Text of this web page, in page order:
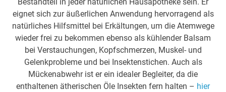
eignet sich zur äußerlichen Anwendung hervorragend als
natürliches Hilfsmittel bei Erkältungen, um die Atemwege
wieder frei zu bekommen ebenso als kühlender Balsam
bei Verstauchungen, Kopfschmerzen, Muskel- und
Gelenkprobleme und bei Insektenstichen. Auch als
Mückenabwehr ist er ein idealer Begleiter, da die
enthaltenen ätherischen Öle Insekten fern halten – hier